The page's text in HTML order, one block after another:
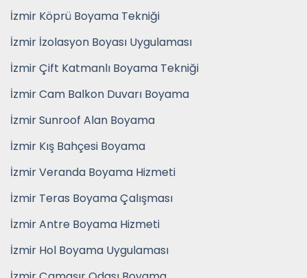
İzmir Köprü Boyama Tekniği
İzmir İzolasyon Boyası Uygulaması
İzmir Çift Katmanlı Boyama Tekniği
İzmir Cam Balkon Duvarı Boyama
İzmir Sunroof Alan Boyama
İzmir Kış Bahçesi Boyama
İzmir Veranda Boyama Hizmeti
İzmir Teras Boyama Çalışması
İzmir Antre Boyama Hizmeti
İzmir Hol Boyama Uygulaması